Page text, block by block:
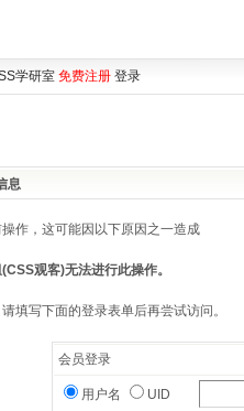
学研室 免费注册 登录
息
作，这可能因以下原因之一造成
观客)无法进行此操作。
填写下面的登录表单后再尝试访问。
会员登录
用户名 UID